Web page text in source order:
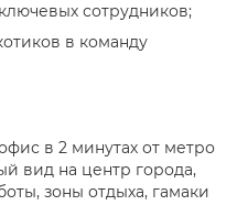
сотрудников;
в команду
в 2 минутах от метро
вид на центр города,
зоны отдыха, гамаки